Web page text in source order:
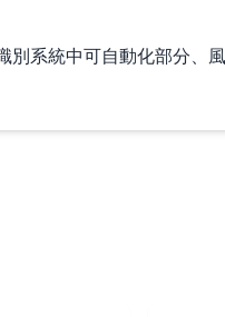
系統中可自動化部分、